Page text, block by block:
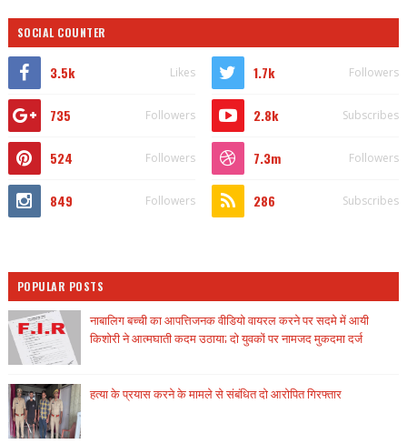
SOCIAL COUNTER
3.5k Likes 1.7k Followers
735 Followers 2.8k Subscribes
524 Followers 7.3m Followers
849 Followers 286 Subscribes
POPULAR POSTS
नाबालिग बच्ची का आपत्तिजनक वीडियो वायरल करने पर सदमे में आयी
किशोरी ने आत्मघाती कदम उठाया; दो युवकों पर नामजद मुकदमा दर्ज
हत्या के प्रयास करने के मामले से संबंधित दो आरोपित गिरफ्तार